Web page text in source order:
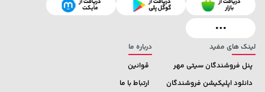
لینک های مفید
پنل فروشندگان سیتی مهر
دانلود اپلیکیشن فروشندگان
درباره ما
قوانین
ارتباط با ما